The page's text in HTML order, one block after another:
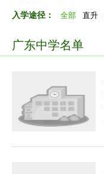
入学途径： 全部 直升
广东中学名单